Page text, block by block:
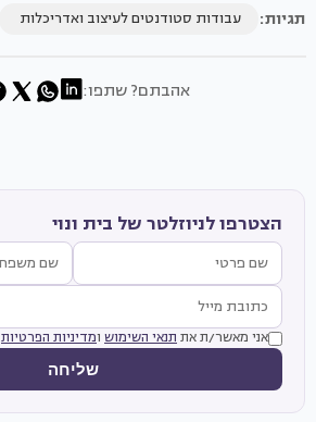
תגיות: עבודות סטודנטים לעיצוב ואדריכלות
אהבתם? שתפו:
הצטרפו לניוזלטר של בית ונוי
אני מאשר/ת את תנאי השימוש ומדיניות הפרטיות
שליחה